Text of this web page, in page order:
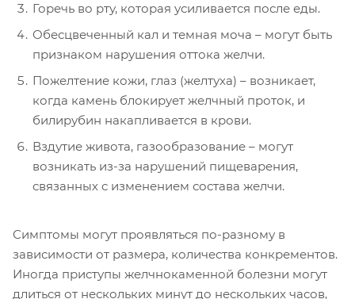
Горечь во рту, которая усиливается после еды.
Обесцвеченный кал и темная моча – могут быть
признаком нарушения оттока желчи.
Пожелтение кожи, глаз (желтуха) – возникает,
когда камень блокирует желчный проток, и
билирубин накапливается в крови.
Вздутие живота, газообразование – могут
возникать из-за нарушений пищеварения,
связанных с изменением состава желчи.
Симптомы могут проявляться по-разному в
зависимости от размера, количества конкрементов.
Иногда приступы желчнокаменной болезни могут
длиться от нескольких минут до нескольких часов,